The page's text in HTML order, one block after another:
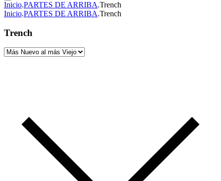
Inicio.PARTES DE ARRIBA.Trench
Inicio.PARTES DE ARRIBA.Trench
Trench